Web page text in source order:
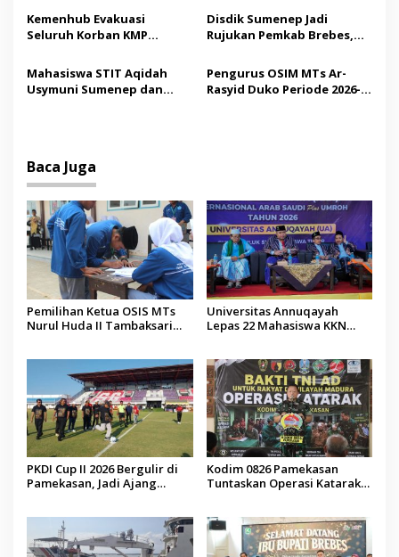
s
Madura
Tindakan Medis
Kemenhub Evakuasi
Seluruh Korban KMP
Operator Diaudit
Disdik Sumenep Jadi
Rujukan Pemkab Brebes,
Pendidikan Berbasis
Budaya
Mahasiswa STIT Aqidah
Usymuni Sumenep dan
Pengurus OSIM MTs Ar-
Rasyid Duko Periode 2026-
Baca Juga
Pemilihan Ketua OSIS MTs
Nurul Huda II Tambaksari
Universitas Annuqayah
Lepas 22 Mahasiswa KKN
PKDI Cup II 2026 Bergulir di
Pamekasan, Jadi Ajang
Kodim 0826 Pamekasan
Tuntaskan Operasi Katarak